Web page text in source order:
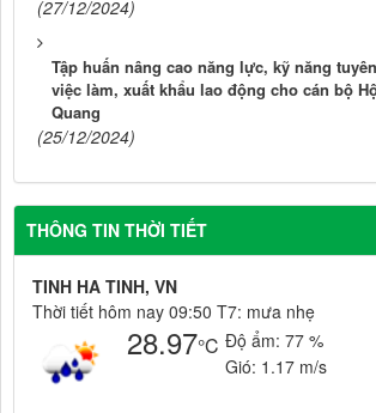
(27/12/2024)
Tập huấn nâng cao năng lực, kỹ năng
việc làm, xuất khẩu lao động cho cán bộ
Quang
(25/12/2024)
THÔNG TIN THỜI TIẾT
TINH HA TINH, VN
Thời tiết hôm nay 09:50 T7: mưa nhẹ
28.97°C Độ ẩm: 77 %
Gió: 1.17 m/s